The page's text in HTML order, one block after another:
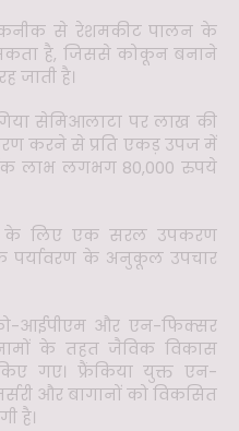
से रेशमकीट पालन के
है, जिससे कोकून बनाने
जाती है।
सेमिआलाटा पर लाख की
करने से प्रति एकड़ उपज में
लाभ लगभग 80,000 रुपये
के लिए एक सरल उपकरण
पर्यावरण के अनुकूल उपचार
आईपीएम और एन-फिक्सर
के तहत जैविक विकास
गए। फ्रैंकिया युक्त एन-
और बागानों को विकसित
है।